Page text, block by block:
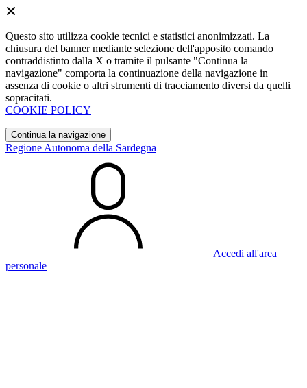
Questo sito utilizza cookie tecnici e statistici anonimizzati. La
chiusura del banner mediante selezione dell'apposito comando
contraddistinto dalla X o tramite il pulsante "Continua la
navigazione" comporta la continuazione della navigazione in
assenza di cookie o altri strumenti di tracciamento diversi da quelli
sopracitati.
COOKIE POLICY
Continua la navigazione
Regione Autonoma della Sardegna
Accedi all'area
personale